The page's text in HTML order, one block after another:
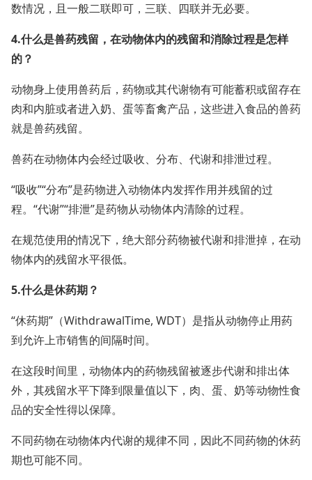
数情况，且一般二联即可，三联、四联并无必要。
4.什么是兽药残留，在动物体内的残留和消除过程是怎样
的？
动物身上使用兽药后，药物或其代谢物有可能蓄积或留存在
肉和内脏或者进入奶、蛋等畜禽产品，这些进入食品的兽药
就是兽药残留。
兽药在动物体内会经过吸收、分布、代谢和排泄过程。
“吸收”“分布”是药物进入动物体内发挥作用并残留的过
程。“代谢”“排泄”是药物从动物体内清除的过程。
在规范使用的情况下，绝大部分药物被代谢和排泄掉，在动
物体内的残留水平很低。
5.什么是休药期？
“休药期”（WithdrawalTime, WDT）是指从动物停止用药
到允许上市销售的间隔时间。
在这段时间里，动物体内的药物残留被逐步代谢和排出体
外，其残留水平下降到限量值以下，肉、蛋、奶等动物性食
品的安全性得以保障。
不同药物在动物体内代谢的规律不同，因此不同药物的休药
期也可能不同。